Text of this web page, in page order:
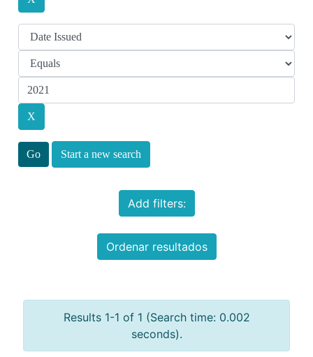
Start a new search
Add filters:
Ordenar resultados
Results 1-1 of 1 (Search time: 0.002
seconds).